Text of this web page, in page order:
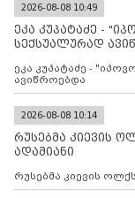
კონტროლს
მილიტარიზაციის
ფაქტობრივი
2026-08-08 10:49
ეკა კუპატაძე -
სექსუალურად
ეკა კუპატაძე -
ავიწროებდა
2026-08-08 10:14
რუსებმა კიევის
ადამიანი
რუსებმა კიევის